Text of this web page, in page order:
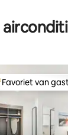
van
Favoriet van